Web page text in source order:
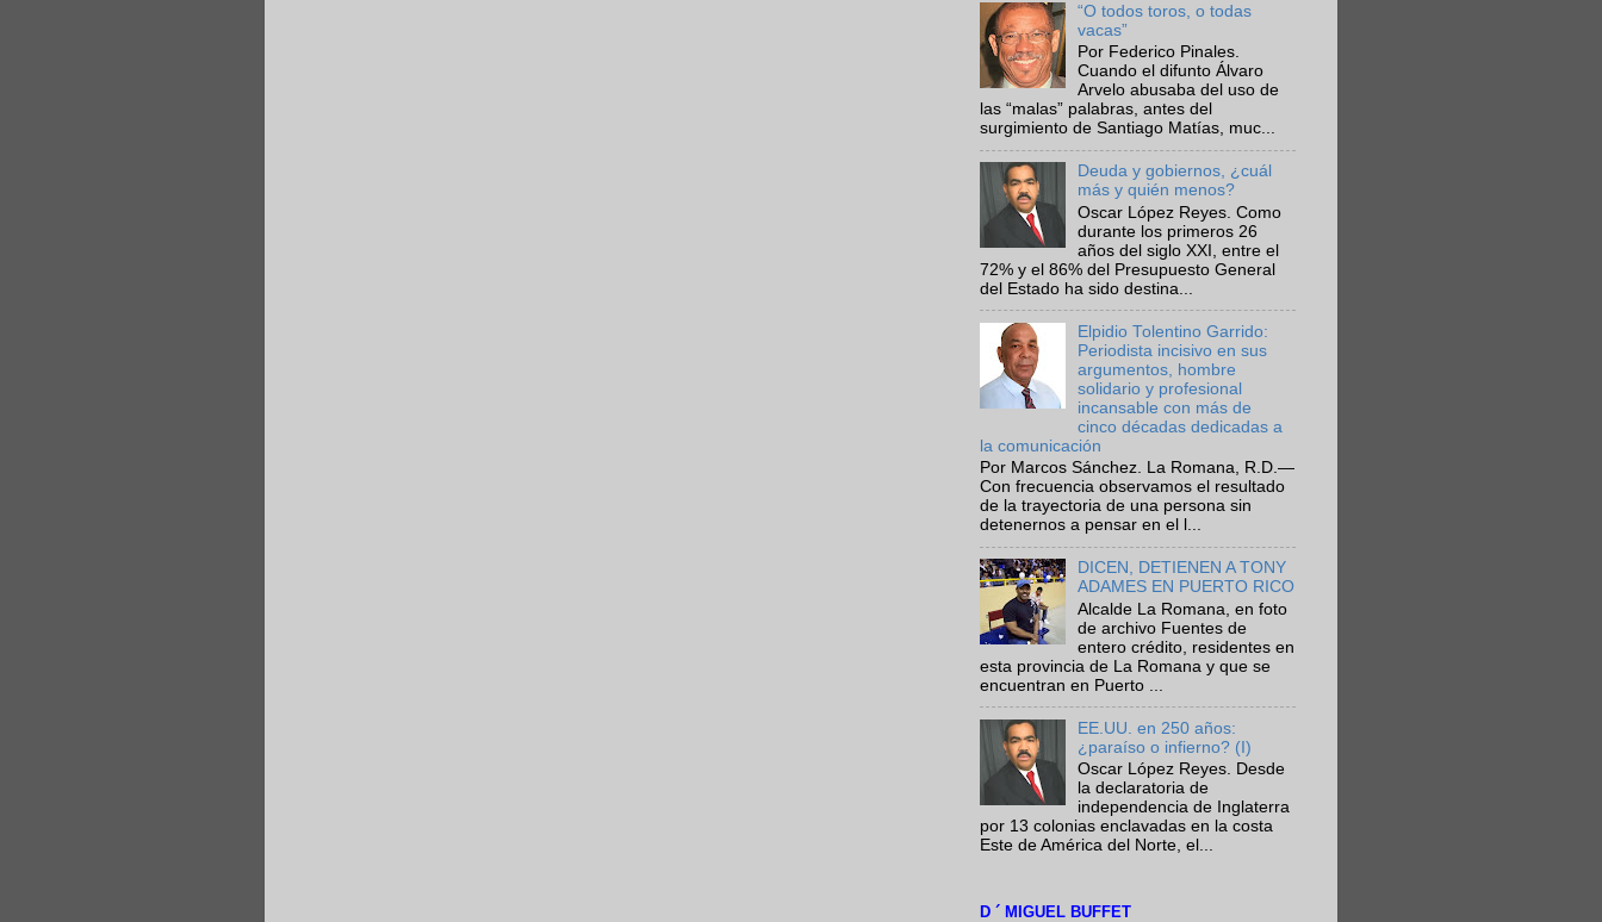
“O todos toros, o todas
vacas”
Por Federico Pinales.
Cuando el difunto Álvaro
Arvelo abusaba del uso de
las “malas” palabras, antes del
surgimiento de Santiago Matías, muc...
Deuda y gobiernos, ¿cuál
más y quién menos?
Oscar López Reyes. Como
durante los primeros 26
años del siglo XXI, entre el
72% y el 86% del Presupuesto General
del Estado ha sido destina...
Elpidio Tolentino Garrido:
Periodista incisivo en sus
argumentos, hombre
solidario y profesional
incansable con más de
cinco décadas dedicadas a
la comunicación
Por Marcos Sánchez. La Romana, R.D.—
Con frecuencia observamos el resultado
de la trayectoria de una persona sin
detenernos a pensar en el l...
DICEN, DETIENEN A TONY
ADAMES EN PUERTO RICO
Alcalde La Romana, en foto
de archivo Fuentes de
entero crédito, residentes en
esta provincia de La Romana y que se
encuentran en Puerto ...
EE.UU. en 250 años:
¿paraíso o infierno? (I)
Oscar López Reyes. Desde
la declaratoria de
independencia de Inglaterra
por 13 colonias enclavadas en la costa
Este de América del Norte, el...
D ´ MIGUEL BUFFET